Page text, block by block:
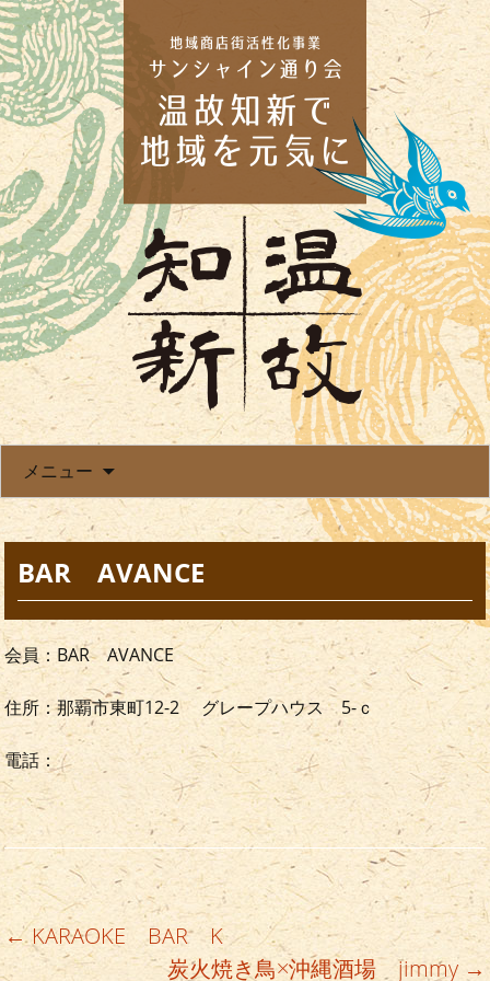
メニュー
BAR AVANCE
会員：BAR AVANCE
住所：那覇市東町12-2 グレープハウス 5-ｃ
電話：
投稿ナビゲーション
←KARAOKE BAR K
炭火焼き鳥×沖縄酒場 jimmy →